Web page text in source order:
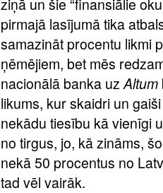
ziņā un šie “finansiālie
pirmajā lasījumā tika
samazināt procentu likmi
ņēmējiem, bet mēs
nacionālā banka uzAltum
likums, kur skaidri un
nekādu tiesību kā vienīgi
no tirgus, jo, kā zināms,
nekā 50 procentus no
tad vēl vairāk.